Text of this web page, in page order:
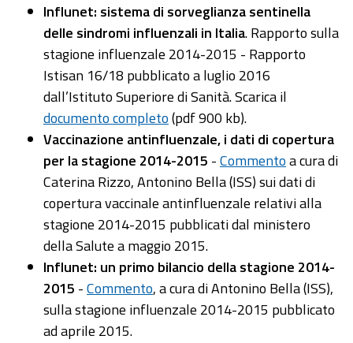
Influnet: sistema di sorveglianza sentinella
delle sindromi influenzali in Italia. Rapporto sulla
stagione influenzale 2014-2015 - Rapporto
Istisan 16/18 pubblicato a luglio 2016
dall’Istituto Superiore di Sanità. Scarica il
documento completo(pdf 900 kb).
Vaccinazione antinfluenzale, i dati di copertura
per la stagione 2014-2015 -Commentoa cura di
Caterina Rizzo, Antonino Bella (ISS) sui dati di
copertura vaccinale antinfluenzale relativi alla
stagione 2014-2015 pubblicati dal ministero
della Salute a maggio 2015.
Influnet: un primo bilancio della stagione 2014-
2015 -Commento, a cura di Antonino Bella (ISS),
sulla stagione influenzale 2014-2015 pubblicato
ad aprile 2015.